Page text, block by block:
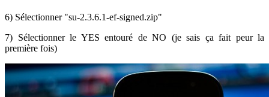
6) Sélectionner "su-2.3.6.1-ef-signed.zip"
7) Sélectionner le YES entouré de NO (je sais ça fait peur la
première fois)